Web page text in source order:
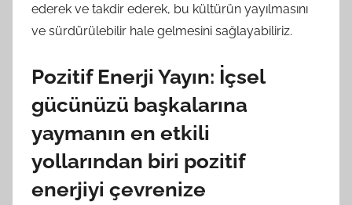
ederek ve takdir ederek, bu kültürün yayılmasını
ve sürdürülebilir hale gelmesini sağlayabiliriz.
Pozitif Enerji Yayın: İçsel
gücünüzü başkalarına
yaymanın en etkili
yollarından biri pozitif
enerjiyi çevrenize